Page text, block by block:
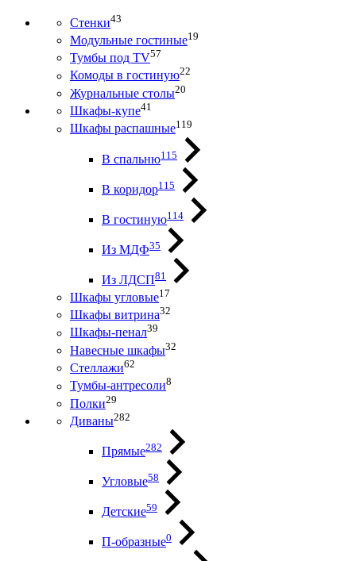
Стенки43
Модульные гостиные19
Тумбы под ТV57
Комоды в гостиную22
Журнальные столы20
Шкафы-купе41
Шкафы распашные119
В спальню115
В коридор115
В гостиную114
Из МДФ35
Из ЛДСП81
Шкафы угловые17
Шкафы витрина32
Шкафы-пенал39
Навесные шкафы32
Стеллажи62
Тумбы-антресоли8
Полки29
Диваны282
Прямые282
Угловые58
Детские59
П-образные0